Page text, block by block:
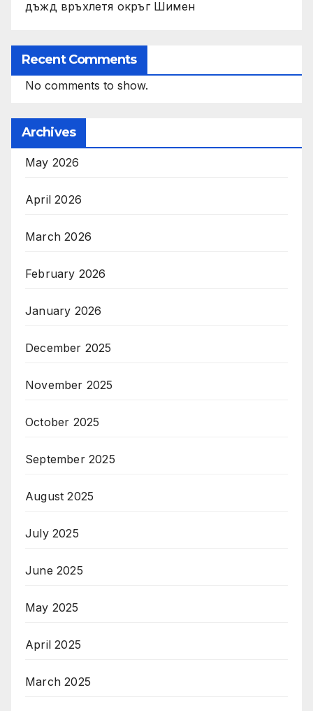
дъжд връхлетя окръг Шимен
Recent Comments
No comments to show.
Archives
May 2026
April 2026
March 2026
February 2026
January 2026
December 2025
November 2025
October 2025
September 2025
August 2025
July 2025
June 2025
May 2025
April 2025
March 2025